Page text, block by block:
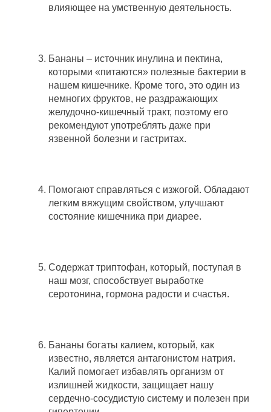
влияющее на умственную деятельность.
Бананы – источник инулина и пектина,
которыми «питаются» полезные бактерии в
нашем кишечнике. Кроме того, это один из
немногих фруктов, не раздражающих
желудочно-кишечный тракт, поэтому его
рекомендуют употреблять даже при
язвенной болезни и гастритах.
Помогают справляться с изжогой. Обладают
легким вяжущим свойством, улучшают
состояние кишечника при диарее.
Содержат триптофан, который, поступая в
наш мозг, способствует выработке
серотонина, гормона радости и счастья.
Бананы богаты калием, который, как
известно, является антагонистом натрия.
Калий помогает избавлять организм от
излишней жидкости, защищает нашу
сердечно-сосудистую систему и полезен при